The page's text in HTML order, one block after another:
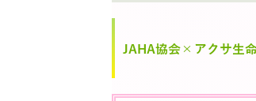
JAHA協会×アクサ生